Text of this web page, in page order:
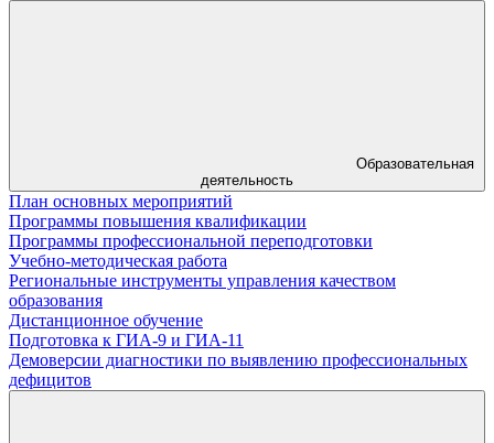
Образовательная
деятельность
План основных мероприятий
Программы повышения квалификации
Программы профессиональной переподготовки
Учебно-методическая работа
Региональные инструменты управления качеством
образования
Дистанционное обучение
Подготовка к ГИА-9 и ГИА-11
Демоверсии диагностики по выявлению профессиональных
дефицитов